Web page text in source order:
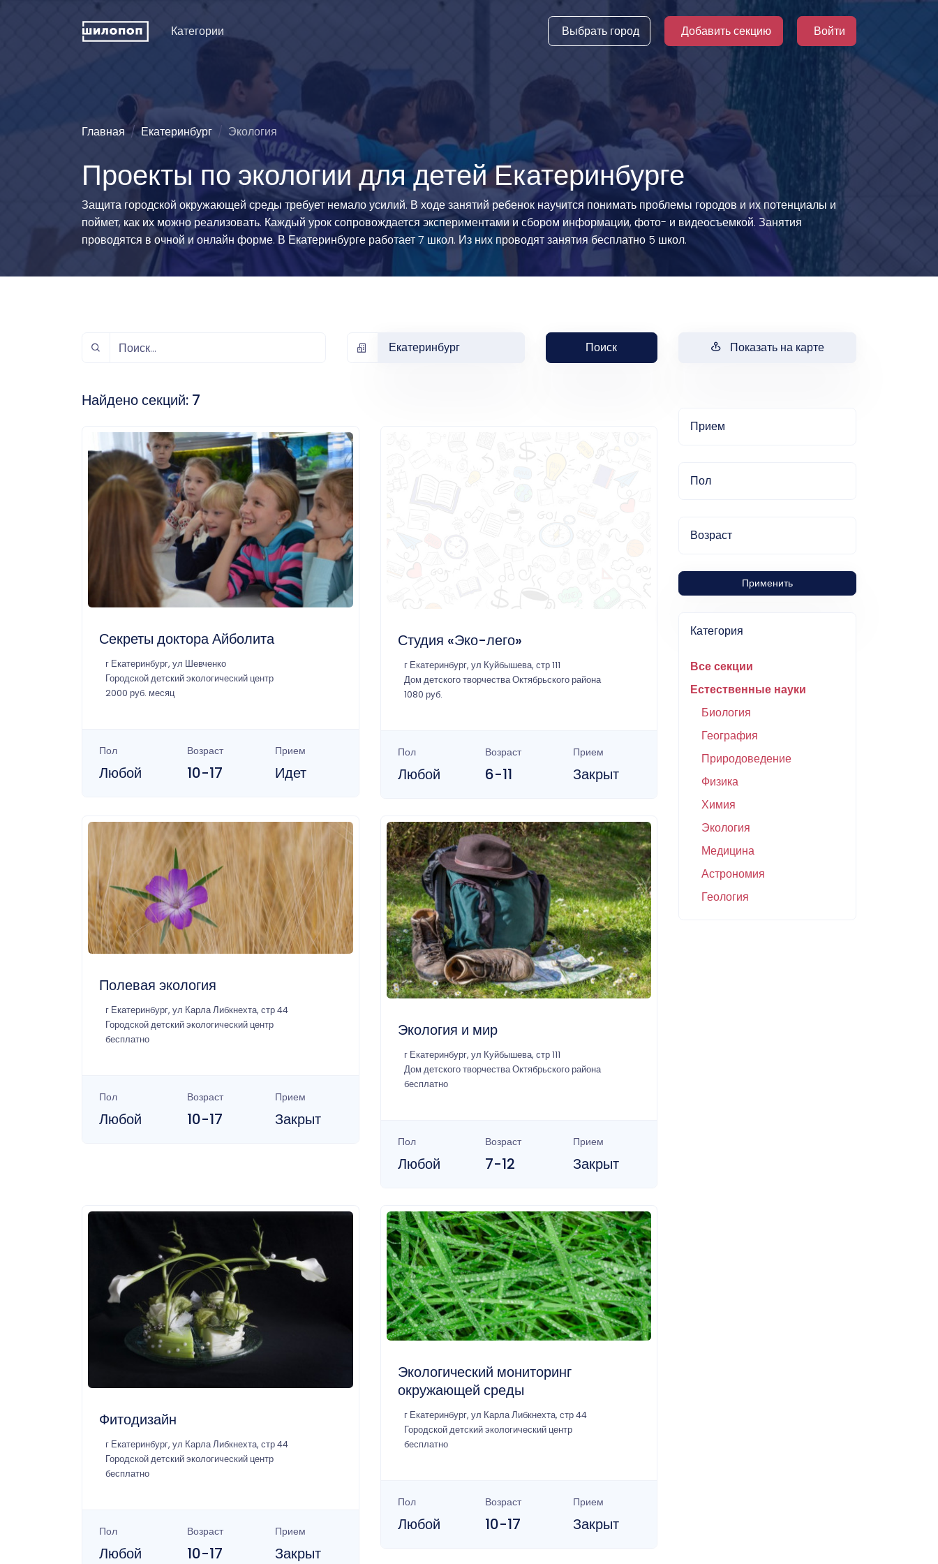
Категории
Иностранные языки
Развитие интеллекта
История и традиции
Хореография (танцы)
Зрелищные искусства
Познавательные
развлечения
Естественные науки
Люди и животные
Эстетические виды
спорта
Единоборства
игровой спорт
Физкультура
рождения
Мода и стиль
Туризм
Технические виды
спорта
Силовой спорт
Водные виды спорта
Легкая атлетика и
Выбрать город Добавить секцию Войти
Главная Екатеринбург Экология
Проекты по экологии для детей Екатеринбурге
Защита городской окружающей среды требует немало усилий. В ходе занятий ребенок научится понимать проблемы городов и их потенциалы и
поймет, как их можно реализовать. Каждый урок сопровождается экспериментами и сбором информации, фото- и видеосъемкой. Занятия
проводятся в очной и онлайн форме. В Екатеринбурге работает 7 школ. Из них проводят занятия бесплатно 5 школ.
Екатеринбург Поиск Показать на карте
Прием
Пол
Возраст
Применить
Категория
Все секции
Естественные науки
Биология
География
Природоведение
Физика
Химия
Экология
Медицина
Астрономия
Геология
Найдено секций: 7
Секреты доктора Айболита
г Екатеринбург, ул Шевченко
Городской детский экологический центр
2000 руб. месяц
Пол
Любой
Возраст
10-17
Прием
Идет
Студия «Эко-лего»
г Екатеринбург, ул Куйбышева, стр 111
Дом детского творчества Октябрьского района
1080 руб.
Пол
Любой
Возраст
6-11
Прием
Закрыт
Полевая экология
г Екатеринбург, ул Карла Либкнехта, стр 44
Городской детский экологический центр
бесплатно
Пол
Любой
Возраст
10-17
Прием
Закрыт
Экология и мир
г Екатеринбург, ул Куйбышева, стр 111
Дом детского творчества Октябрьского района
бесплатно
Пол
Любой
Возраст
7-12
Прием
Закрыт
Фитодизайн
г Екатеринбург, ул Карла Либкнехта, стр 44
Городской детский экологический центр
бесплатно
Пол
Любой
Возраст
10-17
Прием
Закрыт
Экологический мониторинг
окружающей среды
г Екатеринбург, ул Карла Либкнехта, стр 44
Городской детский экологический центр
бесплатно
Пол
Любой
Возраст
10-17
Прием
Закрыт